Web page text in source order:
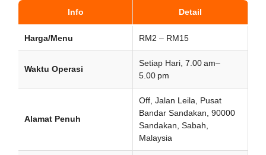
Info Detail
Harga/Menu RM2 – RM15
Waktu Operasi
Setiap Hari, 7.00 am–
5.00 pm
Alamat Penuh
Off, Jalan Leila, Pusat
Bandar Sandakan, 90000
Sandakan, Sabah,
Malaysia